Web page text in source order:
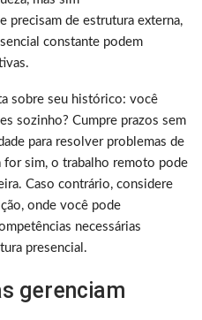
precisam de estrutura externa,
constante podem
sobre seu histórico: você
sozinho? Cumpre prazos sem
para resolver problemas de
for sim, o trabalho remoto pode
Caso contrário, considere
onde você pode
necessárias
presencial.
gerenciam